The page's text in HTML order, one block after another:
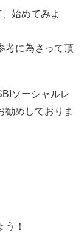
始めてみよ
考に為さって頂
ソーシャルレ
勧めしておりま
！